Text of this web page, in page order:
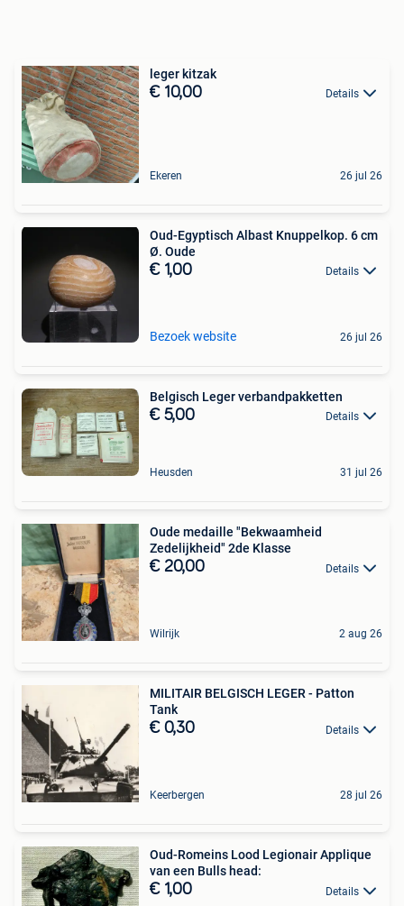
leger kitzak
€ 10,00 Details
Ekeren 26 jul 26
Oud-Egyptisch Albast Knuppelkop. 6 cm
Ø. Oude
€ 1,00 Details
Bezoek website 26 jul 26
Belgisch Leger verbandpakketten
€ 5,00 Details
Heusden 31 jul 26
Oude medaille "Bekwaamheid
Zedelijkheid" 2de Klasse
€ 20,00 Details
Wilrijk 2 aug 26
MILITAIR BELGISCH LEGER - Patton
Tank
€ 0,30 Details
Keerbergen 28 jul 26
Oud-Romeins Lood Legionair Applique
van een Bulls head:
€ 1,00 Details